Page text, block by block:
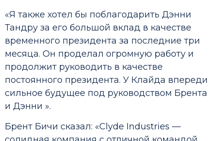
«Я также хотел бы поблагодарить Дэнни
Тандру за его большой вклад в качестве
временного президента за последние три
месяца. Он проделал огромную работу и
продолжит руководить в качестве
постоянного президента. У Клайда впереди
сильное будущее под руководством Брента
и Дэнни ».
Брент Бичи сказал: «Clyde Industries —